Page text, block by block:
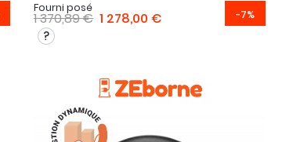
Fourni posé
1 370,89 € 1 278,00 € -7%